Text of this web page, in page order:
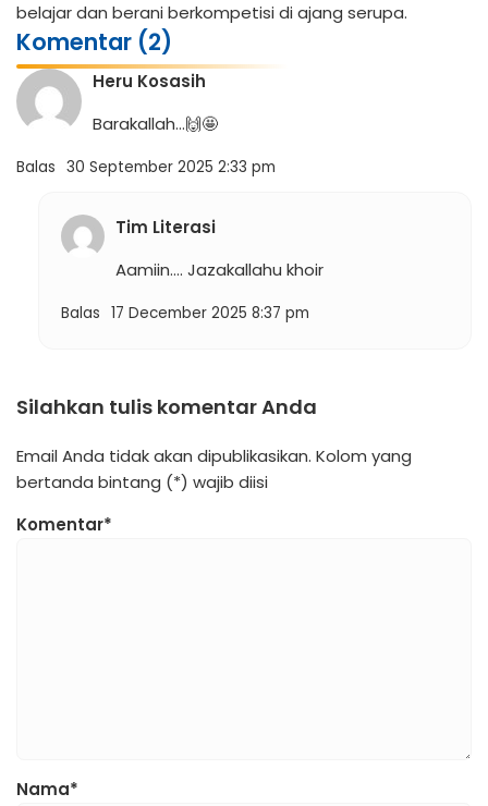
belajar dan berani berkompetisi di ajang serupa.
Komentar (2)
Heru Kosasih
Barakallah…🙌🤩
Balas 30 September 2025 2:33 pm
Tim Literasi
Aamiin…. Jazakallahu khoir
Balas 17 December 2025 8:37 pm
Silahkan tulis komentar Anda
Email Anda tidak akan dipublikasikan. Kolom yang
bertanda bintang (*) wajib diisi
Komentar*
Nama*